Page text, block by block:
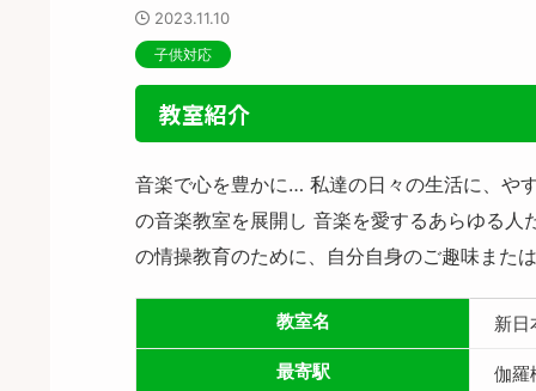
2023.11.10
子供対応
教室紹介
音楽で心を豊かに… 私達の日々の生活に、や
の音楽教室を展開し 音楽を愛するあらゆる
の情操教育のために、自分自身のご趣味また
教室名 新日
最寄駅 伽羅